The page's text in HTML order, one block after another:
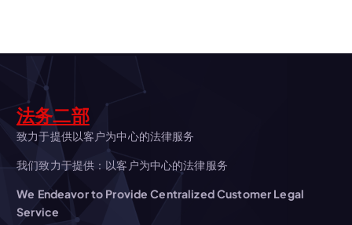
シ
ョ
ン
法务二部
致力于提供以客户为中心的法律服务
我们致力于提供：以客户为中心的法律服务
We Endeavor to Provide Centralized Customer Legal
Service